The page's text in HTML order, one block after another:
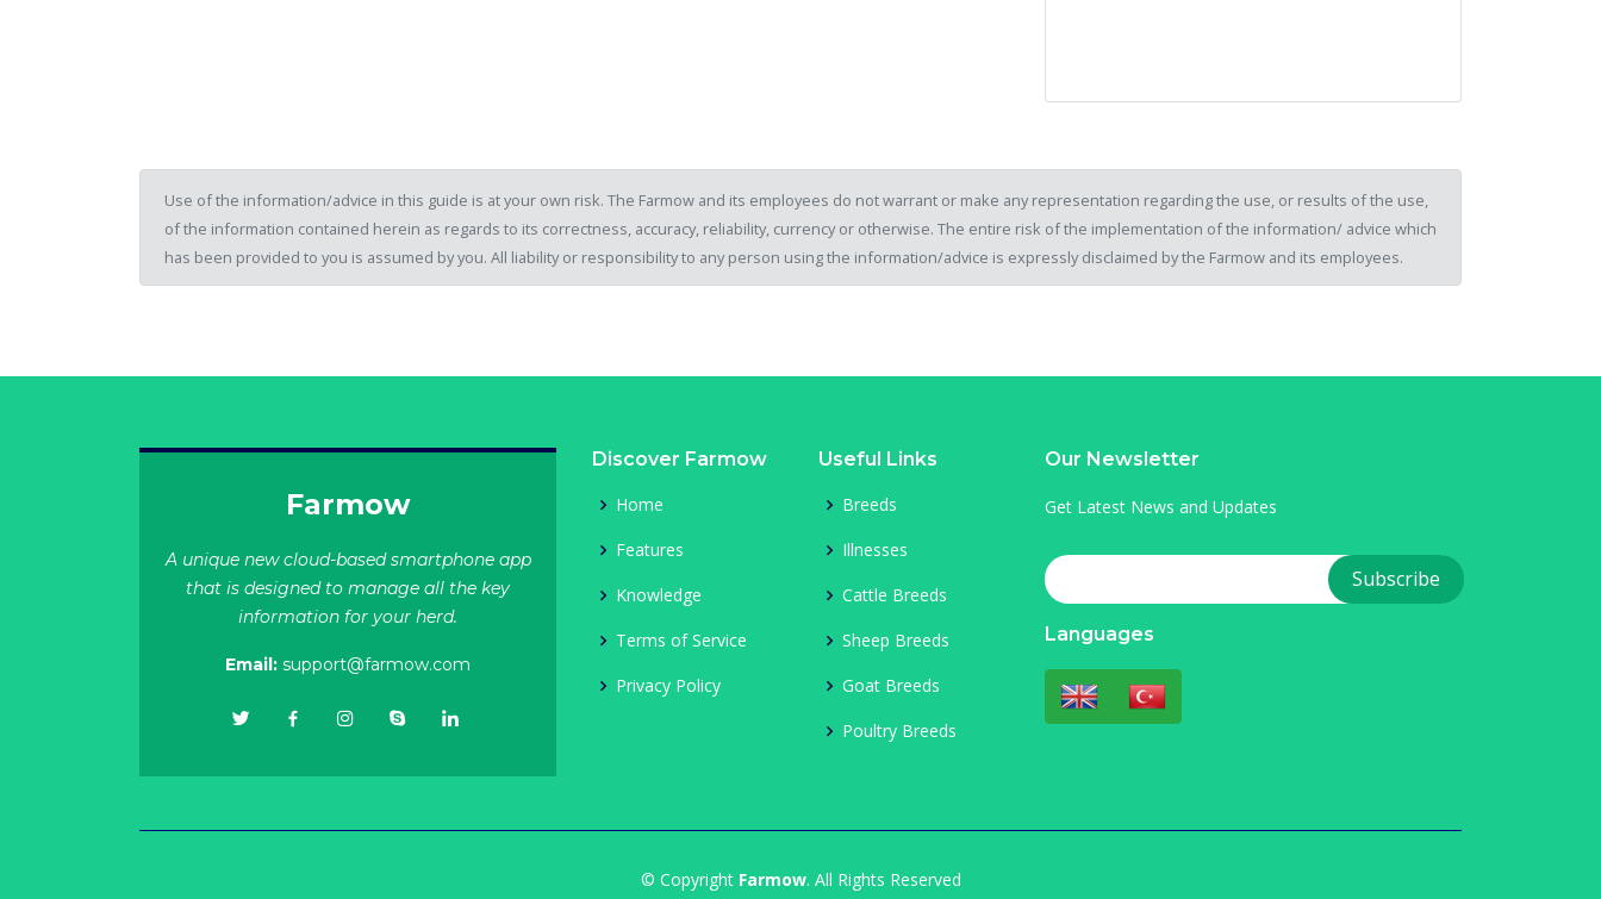
Use of the information/advice in this guide is at your own risk. The Farmow and its employees do not warrant or make any representation regarding the use, or results of the use,
of the information contained herein as regards to its correctness, accuracy, reliability, currency or otherwise. The entire risk of the implementation of the information/ advice which
has been provided to you is assumed by you. All liability or responsibility to any person using the information/advice is expressly disclaimed by the Farmow and its employees.
Farmow
A unique new cloud-based smartphone app
that is designed to manage all the key
information for your herd.
Email: support@farmow.com
Discover Farmow
Home
Features
Knowledge
Terms of Service
Privacy Policy
Useful Links
Breeds
Illnesses
Cattle Breeds
Sheep Breeds
Goat Breeds
Poultry Breeds
Our Newsletter
Get Latest News and Updates
Languages
© Copyright Farmow. All Rights Reserved